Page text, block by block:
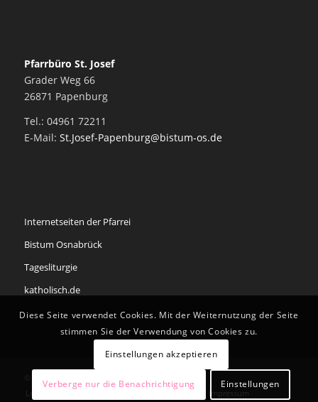
Pfarrbüro St. Josef
Grader Weg 66
26871 Papenburg
Tel.: 04961 72211
E-Mail: St.Josef-Papenburg@bistum-os.de
Internetseiten der Pfarrei
Bistum Osnabrück
Tagesliturgie
katholisch.de
Login
Redaktion Datenschutzerklärung Impressum
Diese Seite verwendet Cookies. Mit der Weiternutzung der Seite
stimmen Sie der Verwendung von Cookies zu.
Einstellungen akzeptieren
Verberge nur die Benachrichtigung Einstellungen